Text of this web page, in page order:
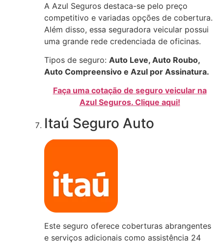
A Azul Seguros destaca-se pelo preço
competitivo e variadas opções de cobertura.
Além disso, essa seguradora veicular possui
uma grande rede credenciada de oficinas.
Tipos de seguro: Auto Leve, Auto Roubo,
Auto Compreensivo e Azul por Assinatura.
Faça uma cotação de seguro veicular na
Azul Seguros. Clique aqui!
Itaú Seguro Auto
Este seguro oferece coberturas abrangentes
e serviços adicionais como assistência 24